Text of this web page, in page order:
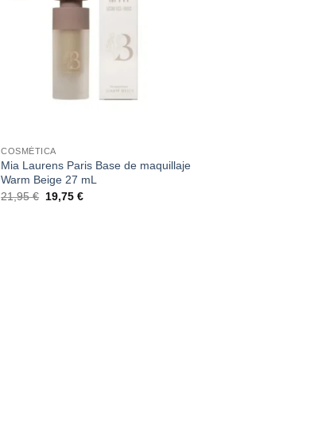
COSMÉTICA
Mia Laurens Paris Base de maquillaje
Warm Beige 27 mL
21,95€ El
19,75€El